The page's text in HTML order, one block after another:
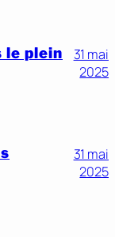
le plein
31 mai
2025
31 mai
2025